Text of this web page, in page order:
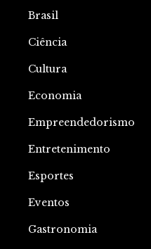
Brasil
Ciência
Cultura
Economia
Empreendedorismo
Entretenimento
Esportes
Eventos
Gastronomia